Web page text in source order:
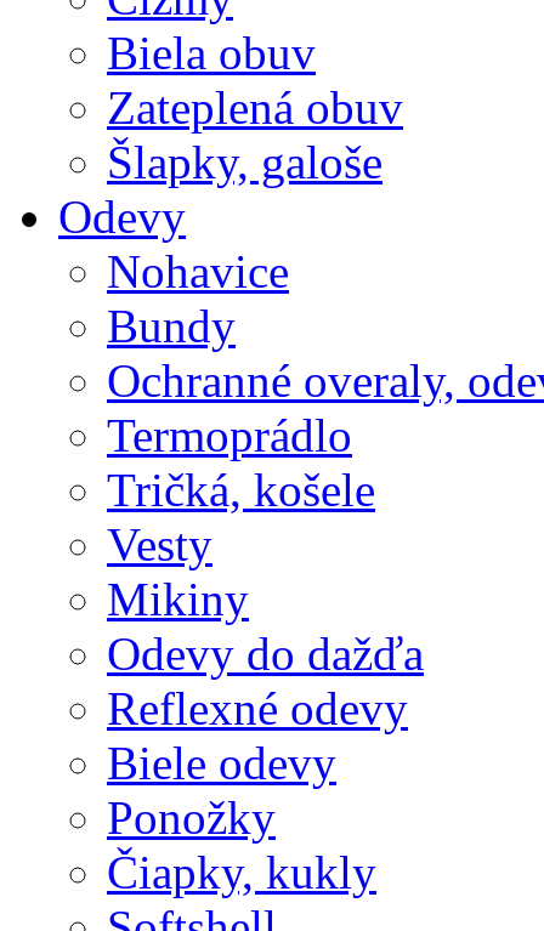
Biela obuv
Zateplená obuv
Šlapky, galoše
Odevy
Nohavice
Bundy
Ochranné overaly,
Termoprádlo
Tričká, košele
Vesty
Mikiny
Odevy do dažďa
Reflexné odevy
Biele odevy
Ponožky
Čiapky, kukly